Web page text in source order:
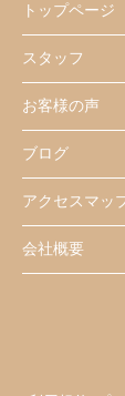
トップページ
スタッフ
お客様の声
ブログ
アクセスマッ
会社概要